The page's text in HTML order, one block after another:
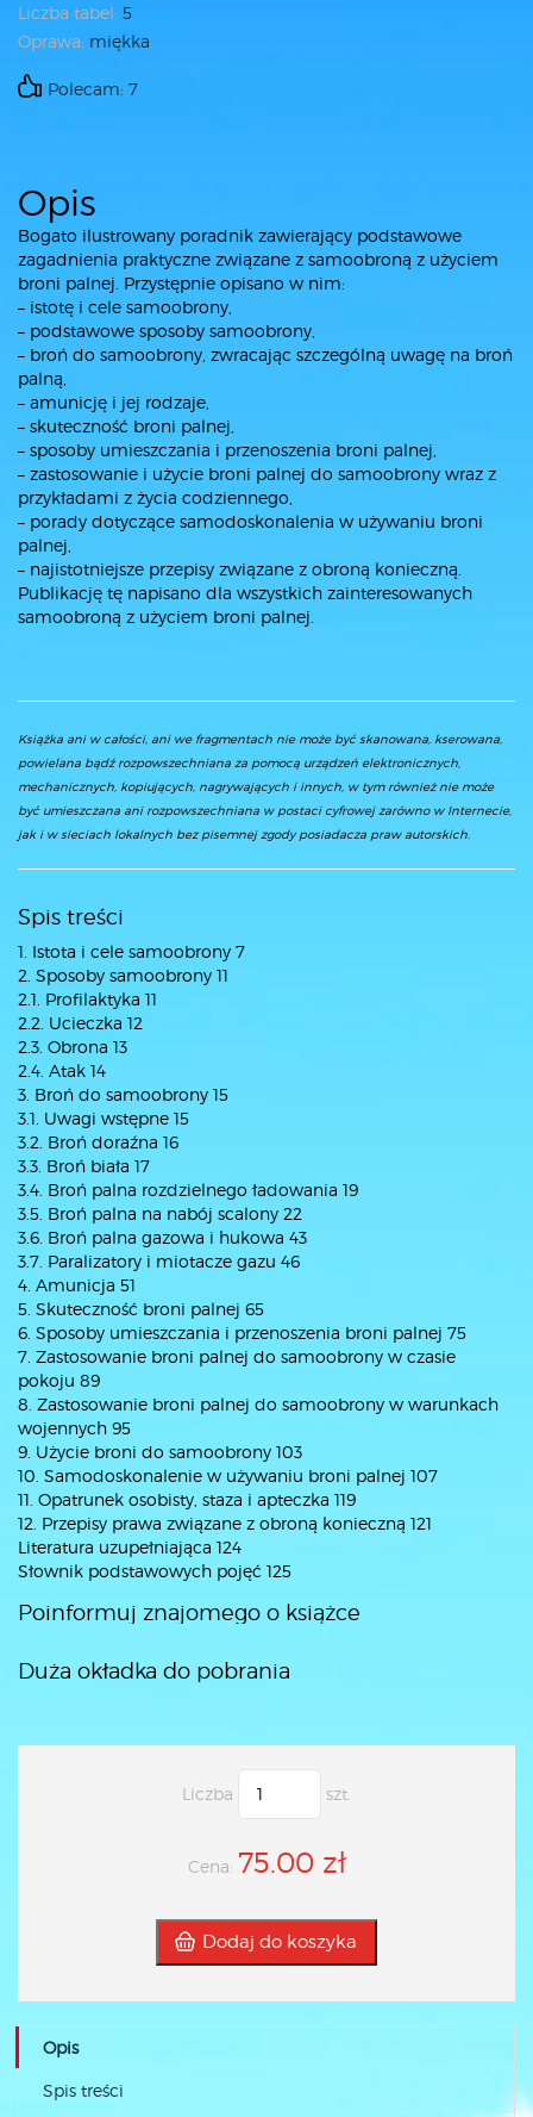
Liczba tabel: 5
Oprawa: miękka
Polecam: 7
Opis
Bogato ilustrowany poradnik zawierający podstawowe
zagadnienia praktyczne związane z samoobroną z użyciem
broni palnej. Przystępnie opisano w nim:
– istotę i cele samoobrony,
– podstawowe sposoby samoobrony,
– broń do samoobrony, zwracając szczególną uwagę na broń
palną,
– amunicję i jej rodzaje,
– skuteczność broni palnej,
– sposoby umieszczania i przenoszenia broni palnej,
– zastosowanie i użycie broni palnej do samoobrony wraz z
przykładami z życia codziennego,
– porady dotyczące samodoskonalenia w używaniu broni
palnej,
– najistotniejsze przepisy związane z obroną konieczną.
Publikację tę napisano dla wszystkich zainteresowanych
samoobroną z użyciem broni palnej.
Książka ani w całości, ani we fragmentach nie może być skanowana, kserowana,
powielana bądź rozpowszechniana za pomocą urządzeń elektronicznych,
mechanicznych, kopiujących, nagrywających i innych, w tym również nie może
być umieszczana ani rozpowszechniana w postaci cyfrowej zarówno w Internecie,
jak i w sieciach lokalnych bez pisemnej zgody posiadacza praw autorskich.
Spis treści
1. Istota i cele samoobrony 7
2. Sposoby samoobrony 11
2.1. Profilaktyka 11
2.2. Ucieczka 12
2.3. Obrona 13
2.4. Atak 14
3. Broń do samoobrony 15
3.1. Uwagi wstępne 15
3.2. Broń doraźna 16
3.3. Broń biała 17
3.4. Broń palna rozdzielnego ładowania 19
3.5. Broń palna na nabój scalony 22
3.6. Broń palna gazowa i hukowa 43
3.7. Paralizatory i miotacze gazu 46
4. Amunicja 51
5. Skuteczność broni palnej 65
6. Sposoby umieszczania i przenoszenia broni palnej 75
7. Zastosowanie broni palnej do samoobrony w czasie
pokoju 89
8. Zastosowanie broni palnej do samoobrony w warunkach
wojennych 95
9. Użycie broni do samoobrony 103
10. Samodoskonalenie w używaniu broni palnej 107
11. Opatrunek osobisty, staza i apteczka 119
12. Przepisy prawa związane z obroną konieczną 121
Literatura uzupełniająca 124
Słownik podstawowych pojęć 125
Poinformuj znajomego o książce
Duża okładka do pobrania
Liczba szt.
Cena: 75.00 zł
Dodaj do koszyka
Opis
Spis treści